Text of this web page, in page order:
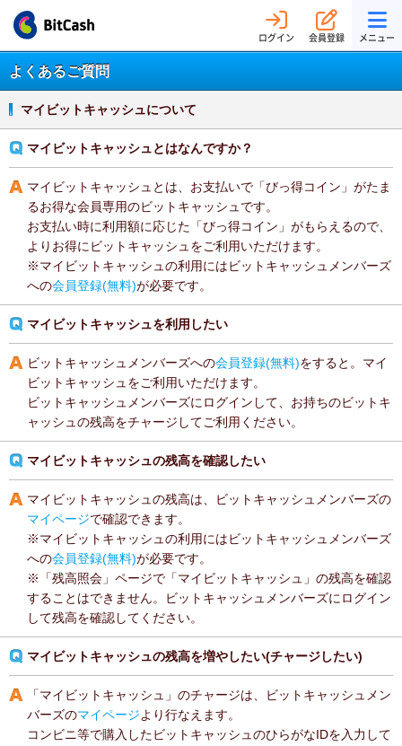
ログイン 会員登録 メニュー
よくあるご質問
マイビットキャッシュについて
マイビットキャッシュとはなんですか？
マイビットキャッシュとは、お支払いで「びっ得コイン」がたま
るお得な会員専用のビットキャッシュです。
お支払い時に利用額に応じた「びっ得コイン」がもらえるので、
よりお得にビットキャッシュをご利用いただけます。
※マイビットキャッシュの利用にはビットキャッシュメンバーズ
への会員登録(無料)が必要です。
マイビットキャッシュを利用したい
ビットキャッシュメンバーズへの会員登録(無料)をすると。マイ
ビットキャッシュをご利用いただけます。
ビットキャッシュメンバーズにログインして、お持ちのビットキ
ャッシュの残高をチャージしてご利用ください。
マイビットキャッシュの残高を確認したい
マイビットキャッシュの残高は、ビットキャッシュメンバーズの
マイページで確認できます。
※マイビットキャッシュの利用にはビットキャッシュメンバーズ
への会員登録(無料)が必要です。
※「残高照会」ページで「マイビットキャッシュ」の残高を確認
することはできません。ビットキャッシュメンバーズにログイン
して残高を確認してください。
マイビットキャッシュの残高を増やしたい(チャージしたい)
「マイビットキャッシュ」のチャージは、ビットキャッシュメン
バーズのマイページより行なえます。
コンビニ等で購入したビットキャッシュのひらがなIDを入力して